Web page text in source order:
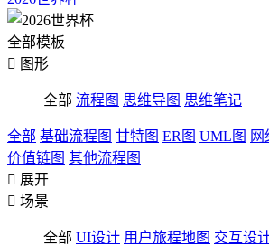
全部模板
 图形
全部 流程图 思维导图 思维笔记
全部 基础流程图 甘特图 ER图 UML图 网
价值链图 其他流程图
 展开
 场景
全部 UI设计 用户旅程地图 交互设